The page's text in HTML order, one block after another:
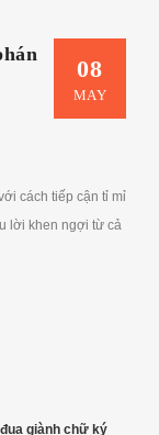
08
MAY
cách tiếp cận tỉ mỉ
lời khen ngợi từ cả